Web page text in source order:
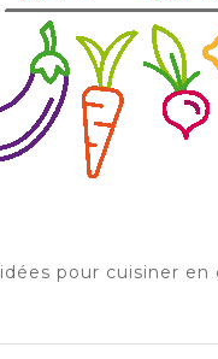
pour cuisiner